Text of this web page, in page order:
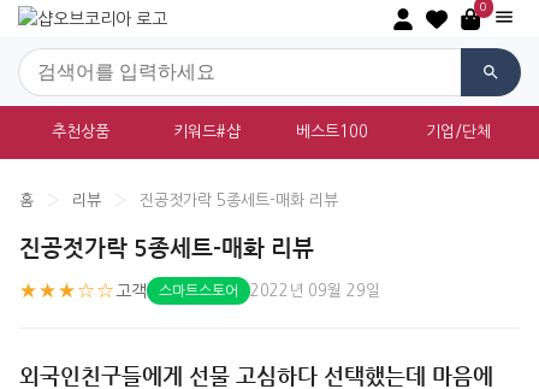
0
추천상품 키워드#샵 베스트100 기업/단체
홈 › 리뷰 › 진공젓가락 5종세트-매화 리뷰
진공젓가락 5종세트-매화 리뷰
★★★☆☆ 고객 스마트스토어 2022년 09월 29일
외국인친구들에게 선물 고심하다 선택했는데 마음에